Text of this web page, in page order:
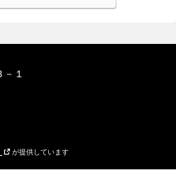
１
が提供しています